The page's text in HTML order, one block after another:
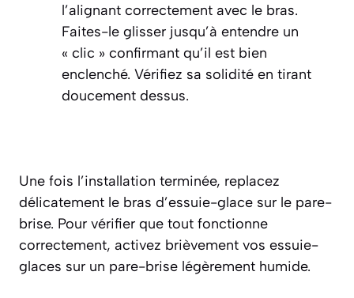
l’alignant correctement avec le bras.
Faites-le glisser jusqu’à entendre un
« clic » confirmant qu’il est bien
enclenché. Vérifiez sa solidité en tirant
doucement dessus.
Une fois l’installation terminée, replacez
délicatement le bras d’essuie-glace sur le pare-
brise. Pour vérifier que tout fonctionne
correctement, activez brièvement vos essuie-
glaces sur un pare-brise légèrement humide.